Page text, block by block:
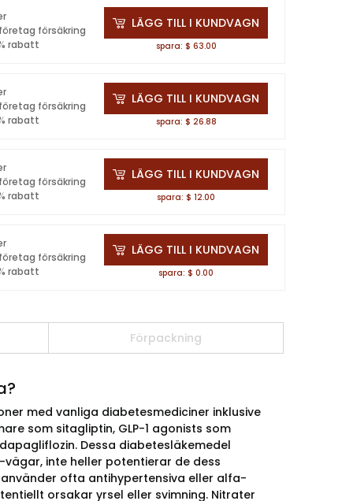
försäkring
rabatt
LÄGG TILL I KUNDVAGN
spara: $ 63.00
försäkring
rabatt
LÄGG TILL I KUNDVAGN
spara: $ 26.88
försäkring
rabatt
LÄGG TILL I KUNDVAGN
spara: $ 12.00
försäkring
rabatt
LÄGG TILL I KUNDVAGN
spara: $ 0.00
Förpackning
med vanliga diabetesmediciner inklusive
som sitagliptin, GLP-1 agonists som
Dessa diabetesläkemedel
vägar, inte heller potentierar de dess
ofta antihypertensiva eller alfa-
orsakar yrsel eller svimning. Nitrater